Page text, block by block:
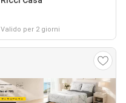
Valido per 2 giorni